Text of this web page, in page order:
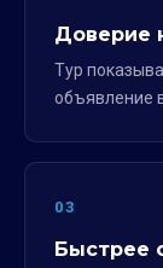
Доверие
Тур
объявление
03
Быстрее